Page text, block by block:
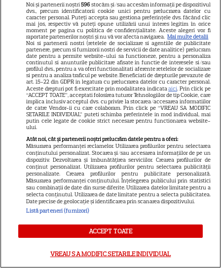
RECOMANDĂRI
Adela Popescu, într-un rol
neașteptat în „Fără Urmă”.
Primele imagini din noul serial
PRO TV și când începe
Noi și partenerii noștri596 stocăm și/sau accesăm informații pe dispozitivul
dvs., precum identificatorii cookie unici pentru prelucrarea datelor cu
caracter personal. Puteți accepta sau gestiona preferințele dvs. făcând clic
mai jos, respectiv vă puteți opune utilizării unui interes legitim în orice
moment pe pagina cu politica de confidențialitate. Aceste alegeri vor fi
raportate partenerilor noștri și nu vă vor afecta navigarea. Mai multe detalii
Noi si partenerii nostri (retelele de socializare si agentiile de publicitate
partenere, precum si furnizorii nostri de servicii de date analitice) prelucram
date pentru a permite website-ului sa functioneze, pentru a personaliza
continutul si anunturile publicitare afisate in functie de interesele si/sau
profilul dvs., pentru a va oferi functionalitati aferente retelelor de socializare
si pentru a analiza traficul pe website. Beneficiati de drepturile prevazute de
art. 15-22 din GDPR in legatura cu prelucrarea datelor cu caracter personal.
Aceste drepturi pot fi exercitate prin modalitatea indicataaici. Prin click pe
“ACCEPT TOATE”, acceptati folosirea tuturor Tehnologiilor de tip Cookie, care
implica inclusiv acceptul dvs. cu privire la stocarea/accesarea informatiilor
de catre Vendor-ii cu care colaboram. Prin click pe “VREAU SA MODIFIC
SETARILE INDIVIDUAL” puteti schimba preferintele in mod individual, mai
putin cele legate de cookie strict necesare pentru functionarea website-
ului.
Atât noi, cât și partenerii noștri prelucrăm datele pentru a oferi:
Măsurarea performanței reclamelor. Utilizarea profilurilor pentru selectarea
conținutului personalizat. Stocarea și/sau accesarea informațiilor de pe un
dispozitiv. Dezvoltarea și îmbunătățirea serviciilor. Crearea profilurilor de
conținut personalizat. Utilizarea profilurilor pentru selectarea publicității
personalizate. Crearea profilurilor pentru publicitate personalizată.
Măsurarea performanței conținutului. Înțelegerea publicului prin statistici
sau combinații de date din surse diferite. Utilizarea datelor limitate pentru a
selecta conținutul. Utilizarea de date limitate pentru a selecta publicitatea.
Date precise de geolocație și identificarea prin scanarea dispozitivului.
Listă parteneri (furnizori)
ACCEPT TOATE
VREAU SA MODIFIC SETARILE INDIVIDUAL